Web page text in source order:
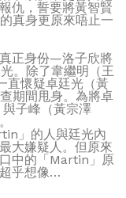
仇，誓要將黃智賢
真身更原來唔止一
正身份—洛子欣將
。除了韋繼明（王
直懷疑卓廷光（黃
期間甩身。為將卓
子峰（黃宗澤
」的人與廷光內
大嫌疑人。但原來
中的「Martin」原
乎想像…